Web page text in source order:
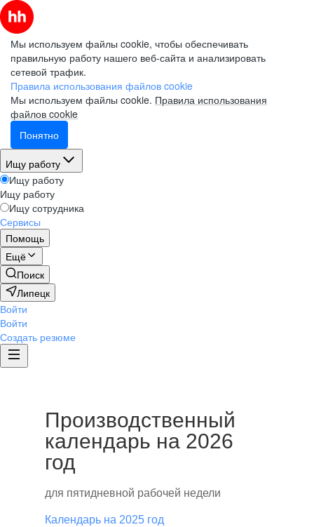
Мы используем файлы cookie, чтобы обеспечивать
правильную работу нашего веб-сайта и анализировать
сетевой трафик.
Правила использования файлов cookie
Мы используем файлы cookie. Правила использования
файлов cookie
Понятно
Ищу работу
Ищу работу
Ищу работу
Ищу сотрудника
Сервисы
Помощь
Ещё
Поиск
Липецк
Войти
Войти
Создать резюме
Производственный
календарь на 2026
год
для пятидневной рабочей недели
Календарь на 2025 год